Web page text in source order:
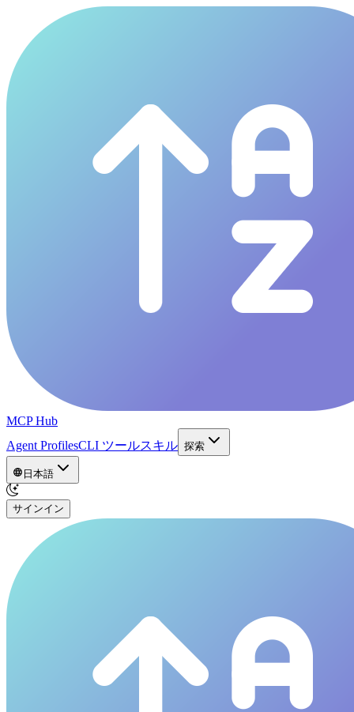
MCP Hub
Agent ProfilesCLI ツールスキル 探索
日本語
サインイン